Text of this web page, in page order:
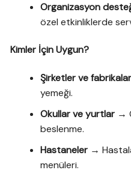
Organizasyon
özel etkinliklerde
Kimler İçin Uygun?
Şirketler ve fabrikalar
yemeği.
Okullar ve yurtlar →
beslenme.
Hastaneler →
menüleri.